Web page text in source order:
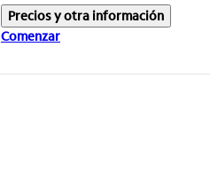
Precios y otra información
Comenzar